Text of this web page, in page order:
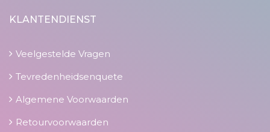
KLANTENDIENST
Veelgestelde Vragen
Tevredenheidsenquete
Algemene Voorwaarden
Retourvoorwaarden